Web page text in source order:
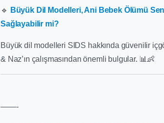
🔹
Büyük Dil Modelleri, Ani Bebek Ölümü
Sağlayabilir mi?
Büyük dil modelleri SIDS hakkında güvenilir
& Naz’ın çalışmasından önemli bulgular. 📊👶
——-